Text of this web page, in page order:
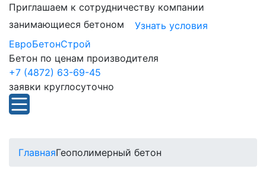
Приглашаем к сотрудничеству компании
занимающиеся бетоном
Узнать условия
ЕвроБетонСтрой
Бетон по ценам производителя
+7 (4872) 63-69-45
заявки круглосуточно
ГлавнаяГеополимерный бетон